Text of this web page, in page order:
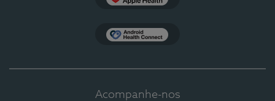
Acompanhe-nos